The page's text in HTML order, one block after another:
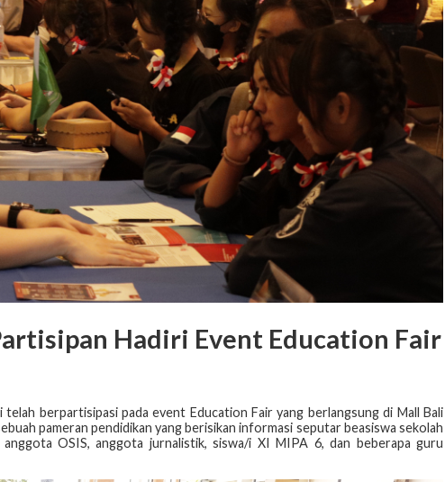
Hadiri Event Education Fair
berpartisipasi pada event Education Fair yang berlangsung di Mall Bali
pameran pendidikan yang berisikan informasi seputar beasiswa sekolah
OSIS, anggota jurnalistik, siswa/i XI MIPA 6, dan beberapa guru